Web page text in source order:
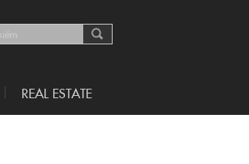
REAL ESTATE